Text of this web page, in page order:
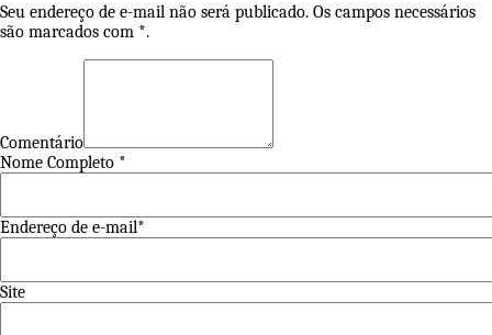
Seu endereço de e-mail não será publicado. Os campos necessários
são marcados com *.
Comentário
Nome Completo *
Endereço de e-mail*
Site